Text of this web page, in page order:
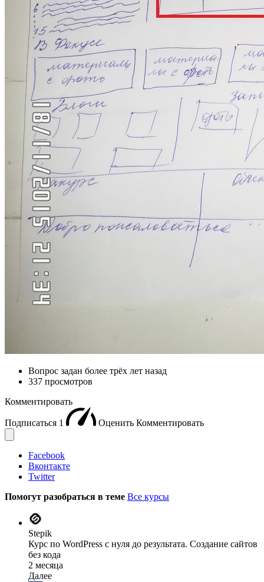
Вопрос задан более трёх лет назад
337 просмотров
Комментировать
Подписаться 1 Оценить Комментировать
Facebook
Вконтакте
Twitter
Помогут разобраться в теме Все курсы
Stepik
Курс по WordPress с нуля до результата. Создание сайтов
без кода
2 месяца
Далее